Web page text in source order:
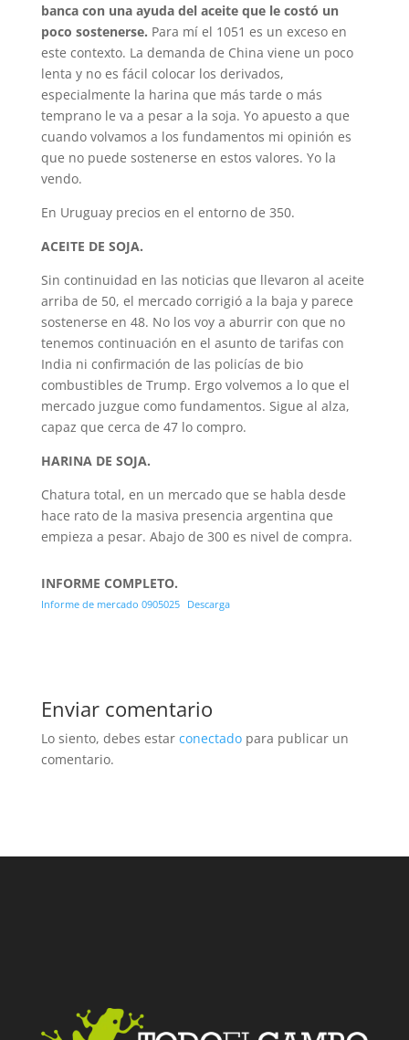
banca con una ayuda del aceite que le costó un
poco sostenerse. Para mí el 1051 es un exceso en
este contexto. La demanda de China viene un poco
lenta y no es fácil colocar los derivados,
especialmente la harina que más tarde o más
temprano le va a pesar a la soja. Yo apuesto a que
cuando volvamos a los fundamentos mi opinión es
que no puede sostenerse en estos valores. Yo la
vendo.
En Uruguay precios en el entorno de 350.
ACEITE DE SOJA.
Sin continuidad en las noticias que llevaron al aceite
arriba de 50, el mercado corrigió a la baja y parece
sostenerse en 48. No los voy a aburrir con que no
tenemos continuación en el asunto de tarifas con
India ni confirmación de las policías de bio
combustibles de Trump. Ergo volvemos a lo que el
mercado juzgue como fundamentos. Sigue al alza,
capaz que cerca de 47 lo compro.
HARINA DE SOJA.
Chatura total, en un mercado que se habla desde
hace rato de la masiva presencia argentina que
empieza a pesar. Abajo de 300 es nivel de compra.
INFORME COMPLETO.
Informe de mercado 0905025 Descarga
Enviar comentario
Lo siento, debes estar conectadopara publicar un
comentario.